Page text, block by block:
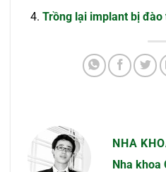
Trồng lại implant bị đào
NHA
Nha khoa